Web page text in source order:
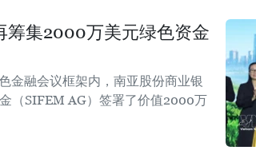
筹集2000万美元绿色资金
金融会议框架内，南亚股份商业银
（SIFEM AG）签署了价值2000万